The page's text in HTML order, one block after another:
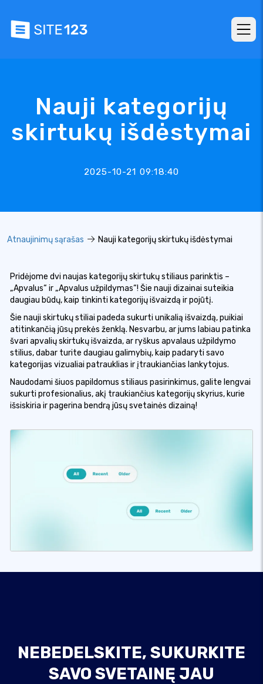
Nauji kategorijų
skirtukų išdėstymai
2025-10-21 09:18:40
Atnaujinimų sąrašas Nauji kategorijų skirtukų išdėstymai
Pridėjome dvi naujas kategorijų skirtukų stiliaus parinktis –
„Apvalus“ ir „Apvalus užpildymas“! Šie nauji dizainai suteikia
daugiau būdų, kaip tinkinti kategorijų išvaizdą ir pojūtį.
Šie nauji skirtukų stiliai padeda sukurti unikalią išvaizdą, puikiai
atitinkančią jūsų prekės ženklą. Nesvarbu, ar jums labiau patinka
švari apvalių skirtukų išvaizda, ar ryškus apvalaus užpildymo
stilius, dabar turite daugiau galimybių, kaip padaryti savo
kategorijas vizualiai patrauklias ir įtraukiančias lankytojus.
Naudodami šiuos papildomus stiliaus pasirinkimus, galite lengvai
sukurti profesionalius, akį traukiančius kategorijų skyrius, kurie
išsiskiria ir pagerina bendrą jūsų svetainės dizainą!
NEBEDELSKITE, SUKURKITE
SAVO SVETAINĘ JAU